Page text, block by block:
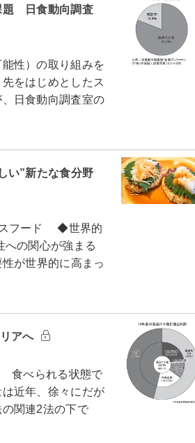
題 日食動向調査
性）の取り組みを
をはじめとしたス
日食動向調査室の
い”新たな食分野
スフード ◆世界的
の関心が強まる
が世界的に高まっ
アへ
食べられる状態で
近年、徐々にだが
関連2法の下で